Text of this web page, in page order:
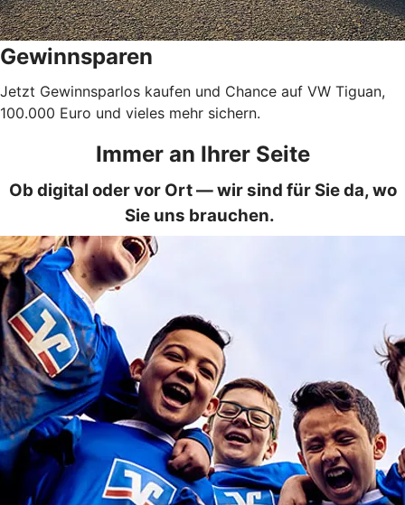
Gewinnsparen
Jetzt Gewinnsparlos kaufen und Chance auf VW Tiguan,
100.000 Euro und vieles mehr sichern.
Immer an Ihrer Seite
Ob digital oder vor Ort — wir sind für Sie da, wo
Sie uns brauchen.